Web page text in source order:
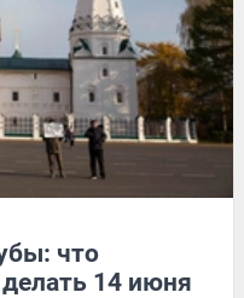
что
14 июня